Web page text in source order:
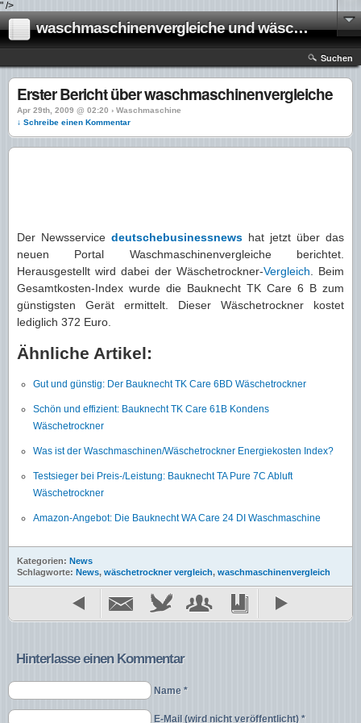
" />
waschmaschinenvergleiche und wäschetrockner vergleiche
Suchen
Erster Bericht über waschmaschinenvergleiche
Apr 29th, 2009 @ 02:20 › Waschmaschine
↓ Schreibe einen Kommentar
Der Newsservice deutschebusinessnews hat jetzt über das
neuen Portal Waschmaschinenvergleiche berichtet.
Herausgestellt wird dabei der Wäschetrockner-Vergleich . Beim
Gesamtkosten-Index wurde die Bauknecht TK Care 6 B zum
günstigsten Gerät ermittelt. Dieser Wäschetrockner kostet
lediglich 372 Euro.
Ähnliche Artikel:
Gut und günstig: Der Bauknecht TK Care 6BD Wäschetrockner
Schön und effizient: Bauknecht TK Care 61B Kondens
Wäschetrockner
Was ist der Waschmaschinen/Wäschetrockner Energiekosten Index?
Testsieger bei Preis-/Leistung: Bauknecht TA Pure 7C Abluft
Wäschetrockner
Amazon-Angebot: Die Bauknecht WA Care 24 DI Waschmaschine
Kategorien: News
Schlagworte: News, wäschetrockner vergleich, waschmaschinenvergleich
Hinterlasse einen Kommentar
Name *
E-Mail (wird nicht veröffentlicht) *